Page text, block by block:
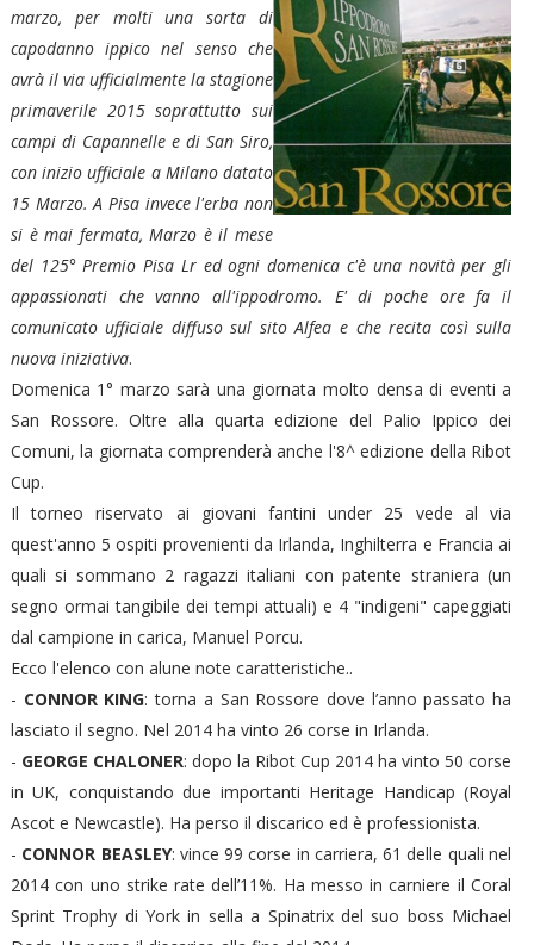
marzo, per molti una sorta di
capodanno ippico nel senso che
avrà il via ufficialmente la stagione
primaverile 2015 soprattutto sui
campi di Capannelle e di San Siro,
con inizio ufficiale a Milano datato
15 Marzo. A Pisa invece l'erba non
si è mai fermata, Marzo è il mese
del 125° Premio Pisa Lr ed ogni domenica c'è una novità per gli
appassionati che vanno all'ippodromo. E' di poche ore fa il
comunicato ufficiale diffuso sul sito Alfea e che recita così sulla
nuova iniziativa.
Domenica 1° marzo sarà una giornata molto densa di eventi a
San Rossore. Oltre alla quarta edizione del Palio Ippico dei
Comuni, la giornata comprenderà anche l'8^ edizione della Ribot
Cup.
Il torneo riservato ai giovani fantini under 25 vede al via
quest'anno 5 ospiti provenienti da Irlanda, Inghilterra e Francia ai
quali si sommano 2 ragazzi italiani con patente straniera (un
segno ormai tangibile dei tempi attuali) e 4 "indigeni" capeggiati
dal campione in carica, Manuel Porcu.
Ecco l'elenco con alune note caratteristiche..
- CONNOR KING: torna a San Rossore dove l’anno passato ha
lasciato il segno. Nel 2014 ha vinto 26 corse in Irlanda.
- GEORGE CHALONER: dopo la Ribot Cup 2014 ha vinto 50 corse
in UK, conquistando due importanti Heritage Handicap (Royal
Ascot e Newcastle). Ha perso il discarico ed è professionista.
- CONNOR BEASLEY: vince 99 corse in carriera, 61 delle quali nel
2014 con uno strike rate dell’11%. Ha messo in carniere il Coral
Sprint Trophy di York in sella a Spinatrix del suo boss Michael